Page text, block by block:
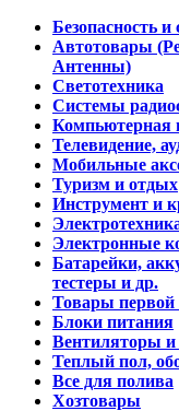
Безопасность и
Автотовары
Антенны)
Светотехника
Системы
Компьютерная
Телевидение,
Мобильные
Туризм и отдых
Инструмент и
Электронные
Батарейки,
тестеры и др.
Товары первой
Блоки питания
Вентиляторы и
Теплый пол,
Все для полива
Хозтовары